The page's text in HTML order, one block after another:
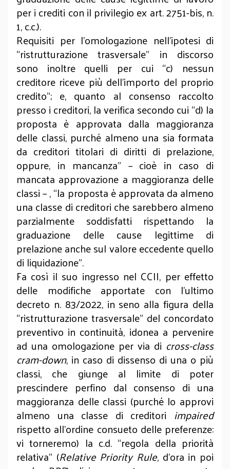
per i crediti con il privilegio ex art. 2751-bis, n.
1, c.c.).
Requisiti per l’omologazione nell’ipotesi di
“ristrutturazione trasversale” in discorso
sono inoltre quelli per cui “c) nessun
creditore riceve più dell'importo del proprio
credito”; e, quanto al consenso raccolto
presso i creditori, la verifica secondo cui “d) la
proposta è approvata dalla maggioranza
delle classi, purché almeno una sia formata
da creditori titolari di diritti di prelazione,
oppure, in mancanza” – cioè in caso di
mancata approvazione a maggioranza delle
classi – , “la proposta è approvata da almeno
una classe di creditori che sarebbero almeno
parzialmente soddisfatti rispettando la
graduazione delle cause legittime di
prelazione anche sul valore eccedente quello
di liquidazione”.
Fa così il suo ingresso nel CCII, per effetto
delle modifiche apportate con l’ultimo
decreto n. 83/2022, in seno alla figura della
“ristrutturazione trasversale” del concordato
preventivo in continuità, idonea a pervenire
ad una omologazione per via di cross-class
cram-down, in caso di dissenso di una o più
classi, che giunge al limite di poter
prescindere perfino dal consenso di una
maggioranza delle classi (purché lo approvi
almeno una classe di creditori impaired
rispetto all’ordine consueto delle preferenze:
vi torneremo) la c.d. “regola della priorità
relativa” (Relative Priority Rule, d’ora in poi